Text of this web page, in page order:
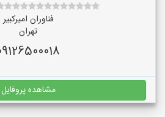
فناوران امیرکبیر
تهران
مشاهده پروفایل